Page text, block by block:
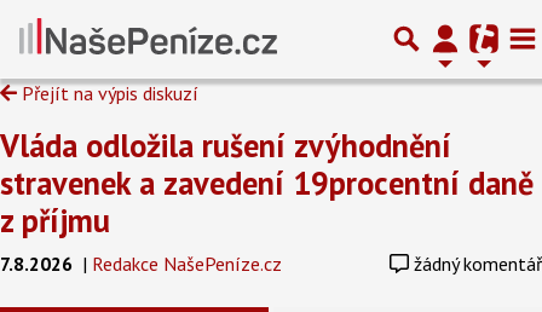
Přejít na výpis diskuzí
Vláda odložila rušení zvýhodnění
stravenek a zavedení 19procentní daně
z příjmu
7.8.2026 | Redakce NašePeníze.cz žádný komentář